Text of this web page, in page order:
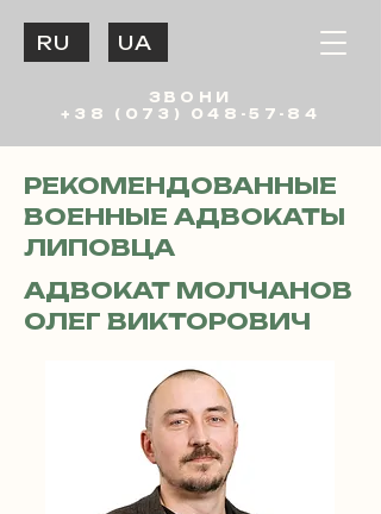
ЗВОНИ
+38 (073) 048-57-84
UA
RU
РЕКОМЕНДОВАННЫЕ
ВОЕННЫЕ АДВОКАТЫ
ЛИПОВЦА
АДВОКАТ МОЛЧАНОВ
ОЛЕГ ВИКТОРОВИЧ